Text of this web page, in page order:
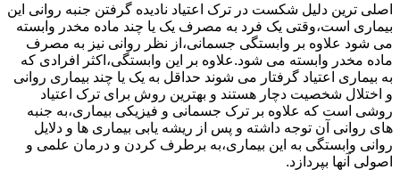
اصلی ترین دلیل شکست در ترک اعتیاد نادیده گرفتن جنبه روانی این
بیماری است،وقتی یک فرد به مصرف یک یا چند ماده مخدر وابسته
می شود علاوه بر وابستگی جسمانی،از نظر روانی نیز به مصرف
ماده مخدر وابسته می شود.علاوه بر این وابستگی،اکثر افرادی که
به بیماری اعتیاد گرفتار می شوند حداقل به یک یا چند بیماری روانی
و اختلال شخصیت دچار هستند و بهترین روش برای ترک اعتیاد
روشی است که علاوه بر ترک جسمانی و فیزیکی بیماری،به جنبه
های روانی آن توجه داشته و پس از ریشه یابی بیماری ها و دلایل
روانی وابستگی به این بیماری،به برطرف کردن و درمان علمی و
اصولی آنها بپردازد.